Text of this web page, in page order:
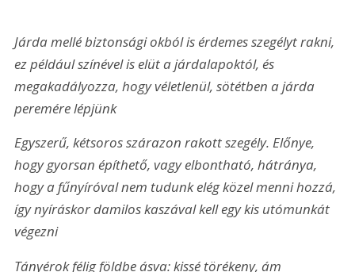
Járda mellé biztonsági okból is érdemes szegélyt rakni,
ez például színével is elüt a járdalapoktól, és
megakadályozza, hogy véletlenül, sötétben a járda
peremére lépjünk
Egyszerű, kétsoros szárazon rakott szegély. Előnye,
hogy gyorsan építhető, vagy elbontható, hátránya,
hogy a fűnyíróval nem tudunk elég közel menni hozzá,
így nyíráskor damilos kaszával kell egy kis utómunkát
végezni
Tányérok félig földbe ásva: kissé törékeny, ám